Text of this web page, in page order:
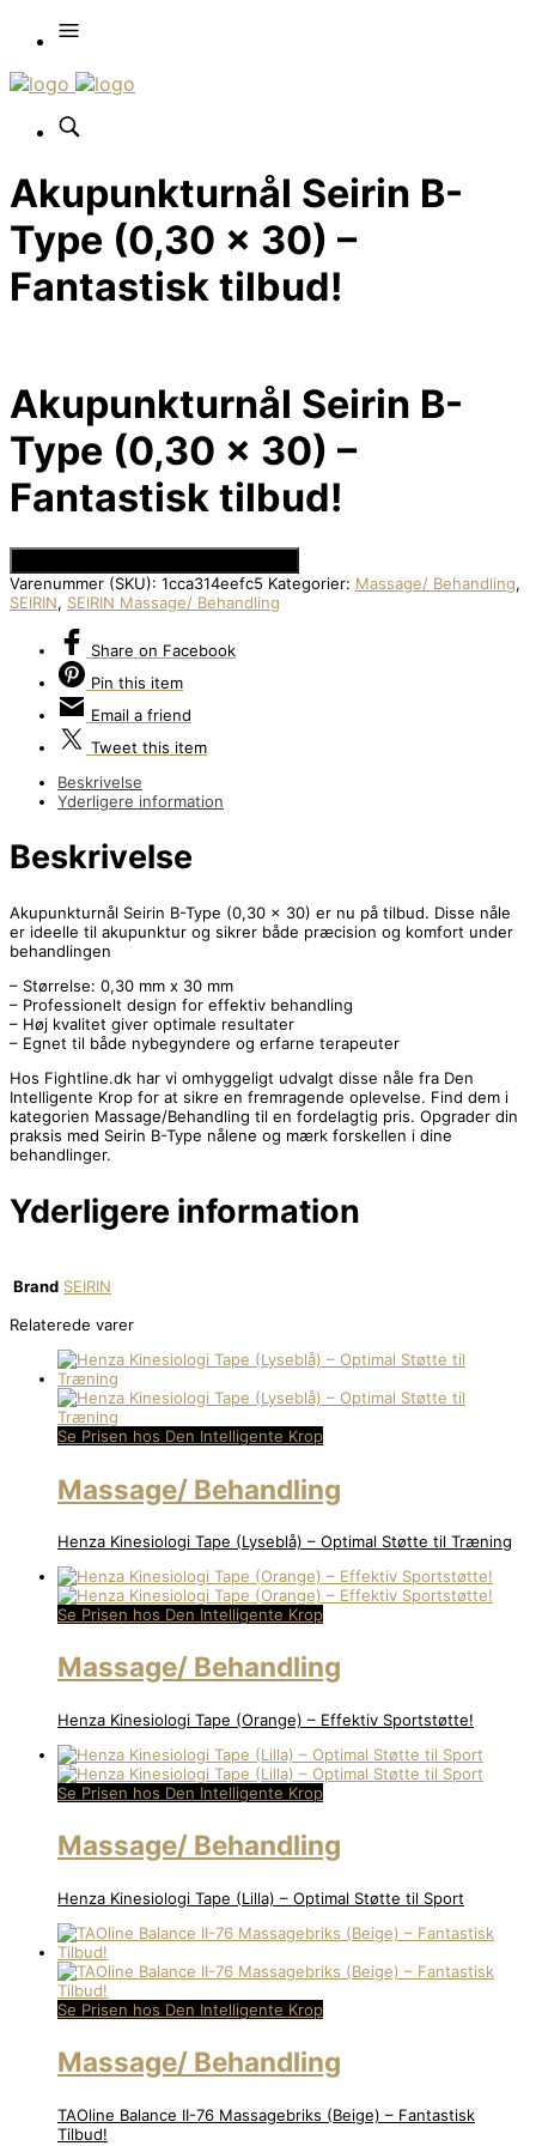
Akupunkturnål Seirin B-
Type (0,30 x 30) –
Fantastisk tilbud!
Akupunkturnål Seirin B-
Type (0,30 x 30) –
Fantastisk tilbud!
Varenummer (SKU): 1cca314eefc5 Kategorier: Massage/ Behandling,
SEIRIN, SEIRIN Massage/ Behandling
Share on Facebook
Pin this item
Email a friend
Tweet this item
Beskrivelse
Yderligere information
Beskrivelse
Akupunkturnål Seirin B-Type (0,30 x 30) er nu på tilbud. Disse nåle
er ideelle til akupunktur og sikrer både præcision og komfort under
behandlingen
– Størrelse: 0,30 mm x 30 mm
– Professionelt design for effektiv behandling
– Høj kvalitet giver optimale resultater
– Egnet til både nybegyndere og erfarne terapeuter
Hos Fightline.dk har vi omhyggeligt udvalgt disse nåle fra Den
Intelligente Krop for at sikre en fremragende oplevelse. Find dem i
kategorien Massage/Behandling til en fordelagtig pris. Opgrader din
praksis med Seirin B-Type nålene og mærk forskellen i dine
behandlinger.
Yderligere information
Brand SEIRIN
Relaterede varer
Se Prisen hos Den Intelligente Krop
Massage/ Behandling
Henza Kinesiologi Tape (Lyseblå) – Optimal Støtte til Træning
Se Prisen hos Den Intelligente Krop
Massage/ Behandling
Henza Kinesiologi Tape (Orange) – Effektiv Sportstøtte!
Se Prisen hos Den Intelligente Krop
Massage/ Behandling
Henza Kinesiologi Tape (Lilla) – Optimal Støtte til Sport
Se Prisen hos Den Intelligente Krop
Massage/ Behandling
TAOline Balance II-76 Massagebriks (Beige) – Fantastisk
Tilbud!